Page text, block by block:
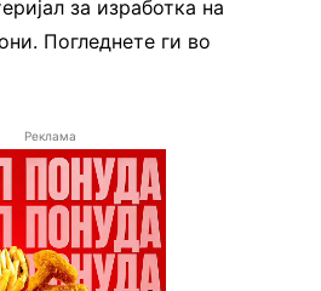
за изработка на
Погледнете ги во
Реклама